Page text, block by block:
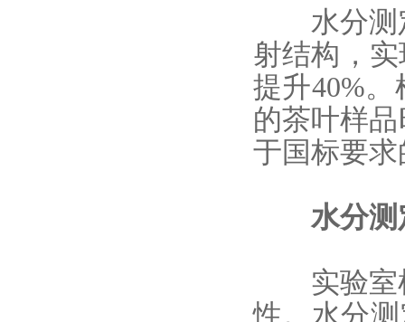
水分测
射结构，
提升40%
的茶叶样
于国标要求
水分
实验室检
性。 水分